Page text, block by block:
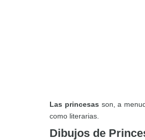
Las princesas son, a
como literarias.
Dibujos de